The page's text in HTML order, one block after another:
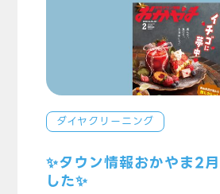
ダイヤクリーニング
✨タウン情報おかやま2
した✨